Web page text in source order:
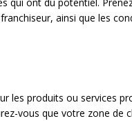
ainsi que les
les produits ou services
vous que votre zone de